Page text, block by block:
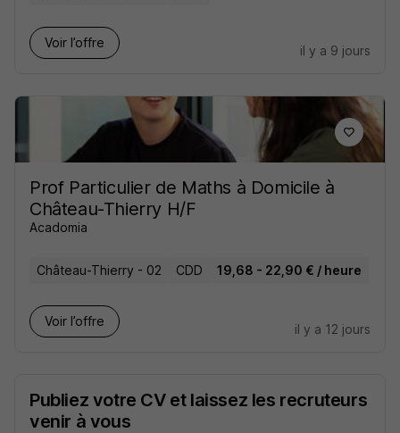
Voir l’offre
il y a 9 jours
Prof Particulier de Maths à Domicile à
Château-Thierry H/F
Acadomia
Château-Thierry - 02 CDD 19,68 - 22,90 € / heure
Voir l’offre
il y a 12 jours
Publiez votre CV et laissez les recruteurs
venir à vous